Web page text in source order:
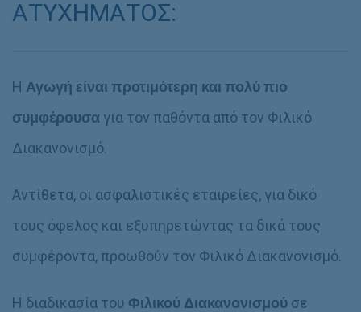
ΑΤΥΧΗΜΑΤΟΣ:
Η Αγωγή είναι προτιμότερη και πολύ πιο
συμφέρουσα για τον παθόντα από τον Φιλικό
Διακανονισμό.
Αντίθετα, οι ασφαλιστικές εταιρείες, για δικό
τους όφελος και εξυπηρετώντας τα δικά τους
συμφέροντα, προωθούν τον Φιλικό Διακανονισμό.
Η διαδικασία του Φιλικού Διακανονισμού σε